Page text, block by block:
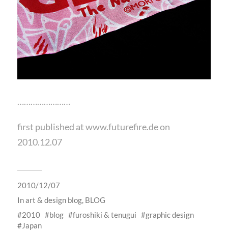
……………………
first published at www.futurefire.de on
2010.12.07
2010/12/07
Inart & design blog, BLOG
2010
blog furoshiki & tenugui
graphic design
Japan